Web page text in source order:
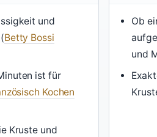
und
Betty Bossi
ist für
Kochen
Kruste und
Ob
und